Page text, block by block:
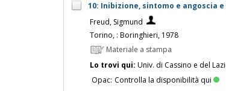
10: Inibizione, sintomo e angoscia
Freud, Sigmund
Torino, : Boringhieri, 1978
Materiale a stampa
Lo trovi qui: Univ. di Cassino e del
Opac: Controlla la disponibilità qui